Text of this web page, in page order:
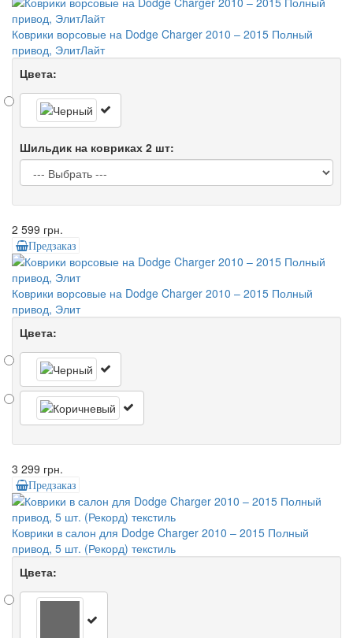
Коврики ворсовые на Dodge Charger 2010 – 2015 Полный
привод, ЭлитЛайт
Цвета:
Шильдик на ковриках 2 шт:
2 599 грн.
Предзаказ
Коврики ворсовые на Dodge Charger 2010 – 2015 Полный
привод, Элит
Цвета:
3 299 грн.
Предзаказ
Коврики в салон для Dodge Charger 2010 – 2015 Полный
привод, 5 шт. (Рекорд) текстиль
Цвета: